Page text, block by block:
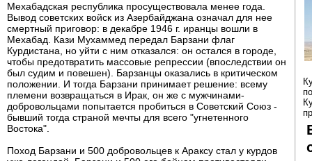
Мехабадская республика просуществовала менее года.
Вывод советских войск из Азербайджана означал для нее
смертный приговор: в декабре 1946 г. иранцы вошли в
Мехабад. Кази Мухаммед передал Барзани флаг
Курдистана, но уйти с ним отказался: он остался в городе,
чтобы предотвратить массовые репрессии (впоследствии он
был судим и повешен). Барзанцы оказались в критическом
положении. И тогда Барзани принимает решение: всему
племени возвращаться в Ирак, он же с мужчинами-
добровольцами попытается пробиться в Советский Союз -
бывший тогда страной мечты для всего "угнетенного
Востока".
Поход Барзани и 500 добровольцев к Араксу стал у курдов